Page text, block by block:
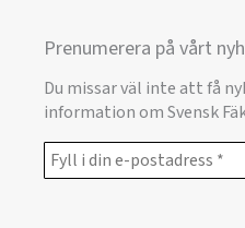
Prenumerera på vårt
Du missar väl inte att få
information om Svensk